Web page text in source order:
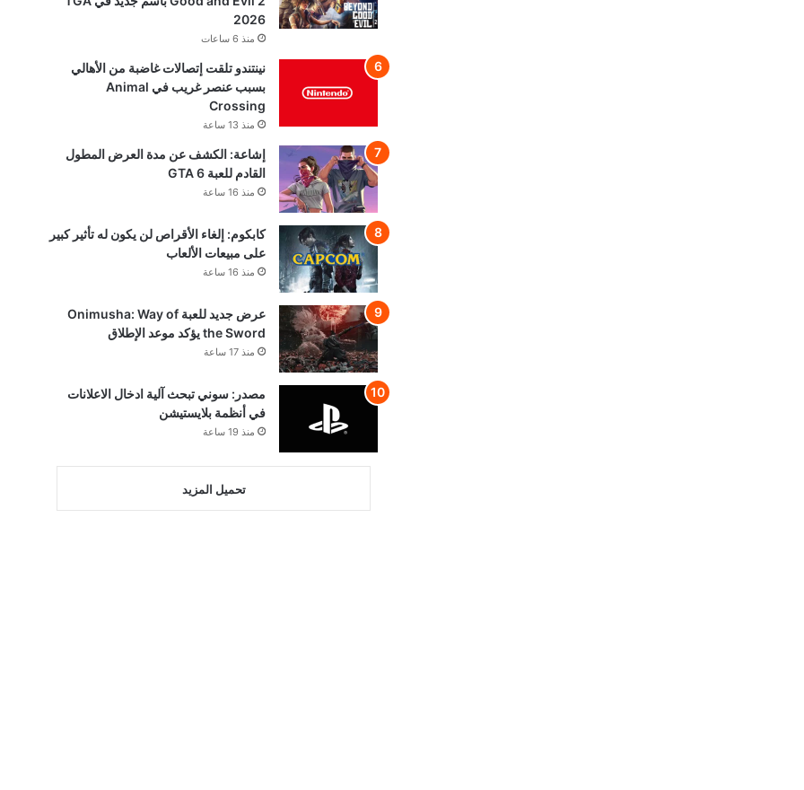
2026
منذ 6 ساعات
نينتندو تلقت إتصالات غاضبة من الأهالي
بسبب عنصر غريب في Animal
Crossing
منذ 13 ساعة
إشاعة: الكشف عن مدة العرض المطول
القادم للعبة GTA 6
منذ 16 ساعة
كابكوم: إلغاء الأقراص لن يكون له تأثير كبير
على مبيعات الألعاب
منذ 16 ساعة
عرض جديد للعبة Onimusha: Way of
the Sword يؤكد موعد الإطلاق
منذ 17 ساعة
مصدر: سوني تبحث آلية ادخال الاعلانات
في أنظمة بلايستيشن
منذ 19 ساعة
تحميل المزيد